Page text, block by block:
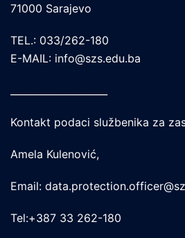
71000 Sarajevo
TEL.: 033/262-180
E-MAIL: info@szs.edu.ba
Kontakt podaci službenika za
Amela Kulenović,
Email:
Tel:+387 33 262-180